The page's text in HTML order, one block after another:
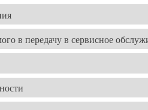
в передачу в сервисное